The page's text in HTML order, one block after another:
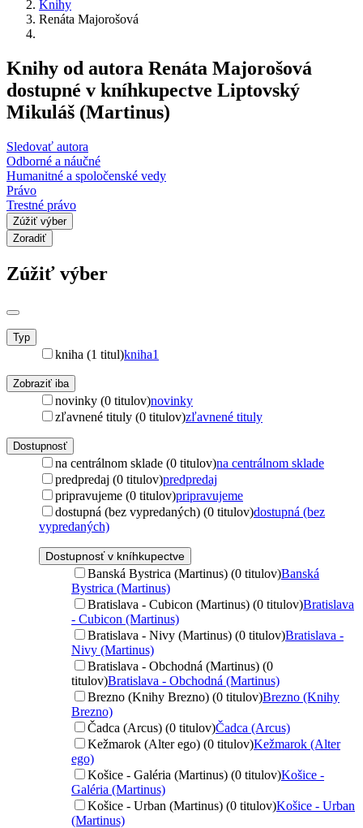
Knihy
Renáta Majorošová
Knihy od autora Renáta Majorošová
dostupné v kníhkupectve Liptovský
Mikuláš (Martinus)
Sledovať autora
Odborné a náučné
Humanitné a spoločenské vedy
Právo
Trestné právo
Zúžiť výber
Zoradiť
Zúžiť výber
Typ
kniha (1 titul)kniha1
Zobraziť iba
novinky (0 titulov)novinky
zľavnené tituly (0 titulov)zľavnené tituly
Dostupnosť
na centrálnom sklade (0 titulov)na centrálnom sklade
predpredaj (0 titulov)predpredaj
pripravujeme (0 titulov)pripravujeme
dostupná (bez vypredaných) (0 titulov)dostupná (bez
vypredaných)
Dostupnosť v kníhkupectve
Banská Bystrica (Martinus) (0 titulov)Banská
Bystrica (Martinus)
Bratislava - Cubicon (Martinus) (0 titulov)Bratislava
- Cubicon (Martinus)
Bratislava - Nivy (Martinus) (0 titulov)Bratislava -
Nivy (Martinus)
Bratislava - Obchodná (Martinus) (0
titulov)Bratislava - Obchodná (Martinus)
Brezno (Knihy Brezno) (0 titulov)Brezno (Knihy
Brezno)
Čadca (Arcus) (0 titulov)Čadca (Arcus)
Kežmarok (Alter ego) (0 titulov)Kežmarok (Alter
ego)
Košice - Galéria (Martinus) (0 titulov)Košice -
Galéria (Martinus)
Košice - Urban (Martinus) (0 titulov)Košice - Urban
(Martinus)